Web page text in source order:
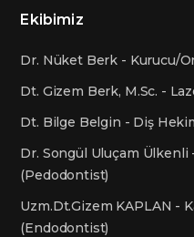
Ekibimiz
Dr. Nüket Berk - Kurucu/
Dt. Gizem Berk, M.Sc. -
Dt. Bilge Belgin - Diş
Dr. Songül Uluçam Ülkenli
(Pedodontist)
Uzm.Dt.Gizem KAPLAN -
(Endodontist)